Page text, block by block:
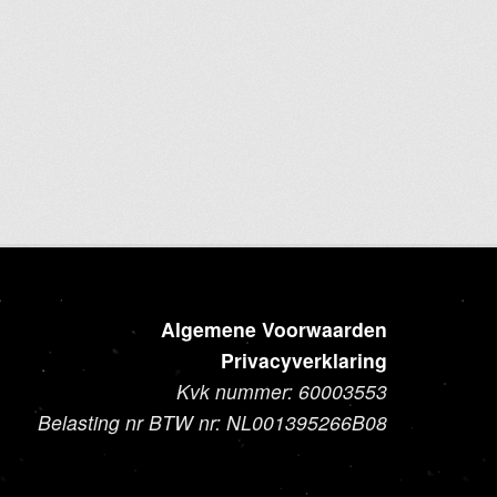
Algemene Voorwaarden
Privacyverklaring
Kvk nummer: 60003553
Belasting nr BTW nr: NL001395266B08